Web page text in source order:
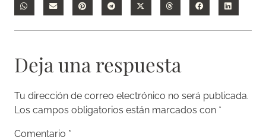
Deja una respuesta
Tu dirección de correo electrónico no será publicada.
Los campos obligatorios están marcados con *
Comentario *